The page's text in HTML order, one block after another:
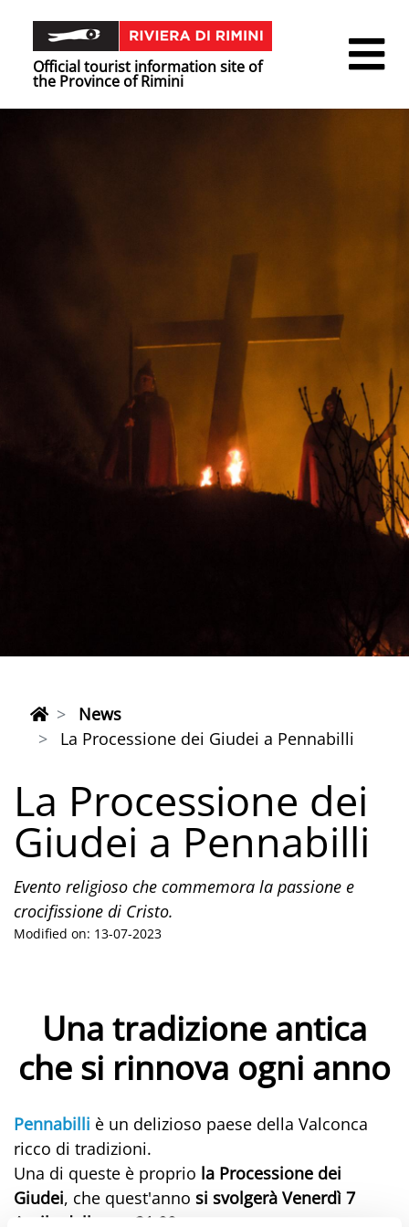
Official tourist information site of
the Province of Rimini
News
La Processione dei Giudei a Pennabilli
La Processione dei
Giudei a Pennabilli
Evento religioso che commemora la passione e
crocifissione di Cristo.
Modified on: 13-07-2023
Una tradizione antica
che si rinnova ogni anno
Pennabilli è un delizioso paese della Valconca
ricco di tradizioni.
Una di queste è proprio la Processione dei
Giudei, che quest'anno si svolgerà Venerdì 7
Aprile dalle ore 21:00.